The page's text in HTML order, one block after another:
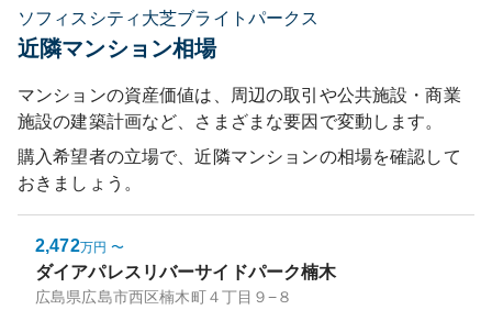
ソフィスシティ大芝ブライトパークス
近隣マンション相場
マンションの資産価値は、周辺の取引や公共施設・商業
施設の建築計画など、さまざまな要因で変動します。
購入希望者の立場で、近隣マンションの相場を確認して
おきましょう。
2,472万円 〜
ダイアパレスリバーサイドパーク楠木
広島県広島市西区楠木町４丁目９−８